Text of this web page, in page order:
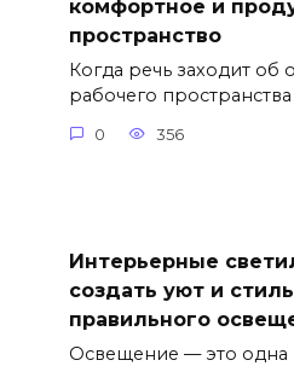
комфортное и
пространство
Когда речь заходит об
рабочего пространства
0 356
Интерьерные
создать уют и
правильного
Освещение — это одна